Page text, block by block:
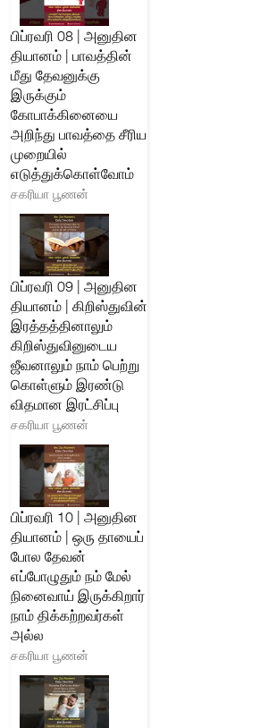
பிப்ரவரி 08 | அனுதின
தியானம் | பாவத்தின்
மீது தேவனுக்கு
இருக்கும்
கோபாக்கினையை
அறிந்து பாவத்தை சீரிய
முறையில்
எடுத்துக்கொள்வோம்
சகரியா பூணன்
பிப்ரவரி 09 | அனுதின
தியானம் | கிறிஸ்துவின்
இரத்தத்தினாலும்
கிறிஸ்துவினுடைய
ஜீவனாலும் நாம் பெற்று
கொள்ளும் இரண்டு
விதமான இரட்சிப்பு
சகரியா பூணன்
பிப்ரவரி 10 | அனுதின
தியானம் | ஒரு தாயைப்
போல தேவன்
எப்போழுதும் நம் மேல்
நினைவாய் இருக்கிறார்
நாம் திக்கற்றவர்கள்
அல்ல
சகரியா பூணன்